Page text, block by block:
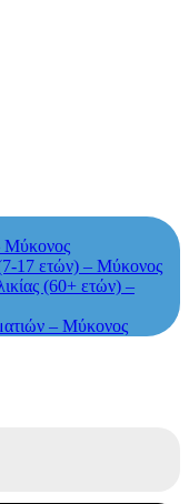
Μύκονος
17 ετών) – Μύκονος
(60+ ετών) –
– Μύκονος